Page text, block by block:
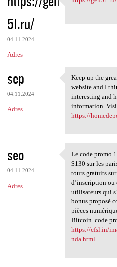
51.ru/
04.11.2024
Adres
https://
sep
04.11.2024
Adres
Keep up the
Keep up the
website and I
interesting and
information.
https://
seo
04.11.2024
Adres
Le code
Le code promo
$130 sur les
tours gratuits
d’inscription ou
utilisateurs qui
bonus proposé
pièces
Bitcoin. code
https://cfsl.in/
nda.html